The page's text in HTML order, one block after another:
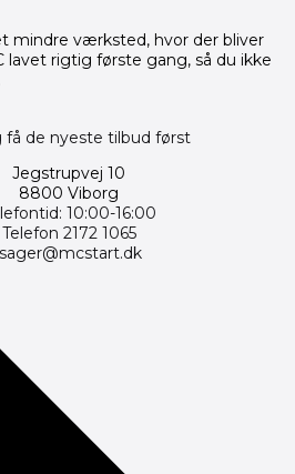
mindre værksted, hvor der bliver
rigtig første gang, så du ikke
Jegstrupvej 10
8800 Viborg
10:00-16:00
Telefon 2172 1065